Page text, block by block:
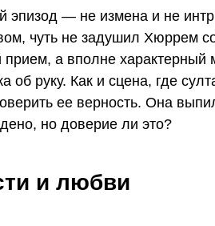
— не измена и не
чуть не задушил Хюррем
а вполне характерный
об руку. Как и сцена, где
ее верность. Она
но доверие ли это?
и любви